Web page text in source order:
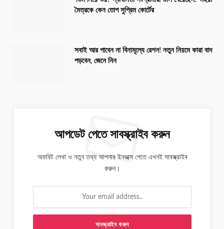
মৈত্রকে কেন তোপ সুপ্রিম কোর্টের
সবাই আর পাবেন না বিনামূল্যে রেশন! নতুন নিয়মে কারা বাদ
পড়বেন, জেনে নিন
আপডেট পেতে সাবস্ক্রাইব করুন
অফবিট লেখা ও নতুন তথ্য আপনার ইনবক্সে পেতে এখনই সাবস্ক্রাইব
করুন।